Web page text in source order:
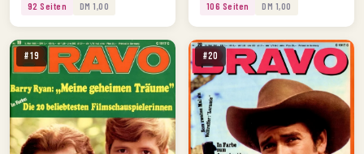
92 Seiten DM 1,00 106 Seiten DM 1,00
#19 #20